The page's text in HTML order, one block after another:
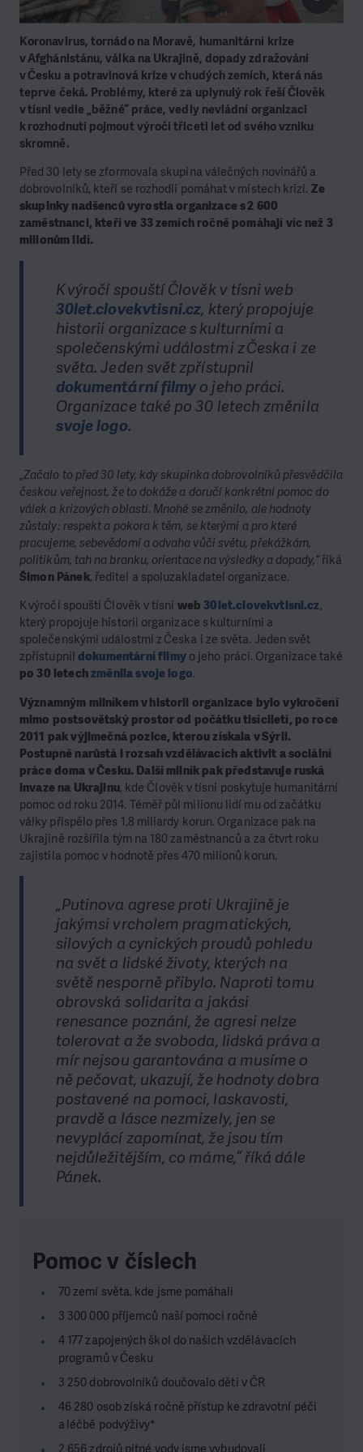
Koronavirus, tornádo na Moravě, humanitární krize
v Afghánistánu, válka na Ukrajině, dopady zdražování
v Česku a potravinová krize v chudých zemích, která nás
teprve čeká. Problémy, které za uplynulý rok řeší Člověk
v tísni vedle „běžné“ práce, vedly nevládní organizaci
k rozhodnutí pojmout výročí třiceti let od svého vzniku
skromně.
Před 30 lety se zformovala skupina válečných novinářů a
dobrovolníků, kteří se rozhodli pomáhat v místech krizí. Ze
skupinky nadšenců vyrostla organizace s 2 600
zaměstnanci, kteří ve 33 zemích ročně pomáhají víc než 3
milionům lidí.
K výročí spouští Člověk v tísni web
30let.clovekvtisni.cz, který propojuje
historii organizace s kulturními a
společenskými událostmi z Česka i ze
světa. Jeden svět zpřístupnil
dokumentární filmy o jeho práci.
Organizace také po 30 letech změnila
svoje logo.
„Začalo to před 30 lety, kdy skupinka dobrovolníků přesvědčila
českou veřejnost, že to dokáže a doručí konkrétní pomoc do
válek a krizových oblastí. Mnohé se změnilo, ale hodnoty
zůstaly: respekt a pokora k těm, se kterými a pro které
pracujeme, sebevědomí a odvaha vůči světu, překážkám,
politikům, tah na branku, orientace na výsledky a dopady,“říká
Šimon Pánek, ředitel a spoluzakladatel organizace.
K výročí spouští Člověk v tísni web30let.clovekvtisni.cz,
který propojuje historii organizace s kulturními a
společenskými událostmi z Česka i ze světa. Jeden svět
zpřístupnil dokumentární filmy o jeho práci. Organizace také
po 30 letechzměnila svoje logo.
Významným milníkem v historii organizace bylo vykročení
mimo postsovětský prostor od počátku tisíciletí, po roce
2011 pak výjimečná pozice, kterou získala v Sýrii.
Postupně narůstá i rozsah vzdělávacích aktivit a sociální
práce doma v Česku. Další milník pak představuje ruská
invaze na Ukrajinu, kde Člověk v tísni poskytuje humanitární
pomoc od roku 2014. Téměř půl milionu lidí mu od začátku
války přispělo přes 1,8 miliardy korun. Organizace pak na
Ukrajině rozšířila tým na 180 zaměstnanců a za čtvrt roku
zajistila pomoc v hodnotě přes 470 milionů korun.
„Putinova agrese proti Ukrajině je
jakýmsi vrcholem pragmatických,
silových a cynických proudů pohledu
na svět a lidské životy, kterých na
světě nesporně přibylo. Naproti tomu
obrovská solidarita a jakási
renesance poznání, že agresi nelze
tolerovat a že svoboda, lidská práva a
mír nejsou garantována a musíme o
ně pečovat, ukazují, že hodnoty dobra
postavené na pomoci, laskavosti,
pravdě a lásce nezmizely, jen se
nevyplácí zapomínat, že jsou tím
nejdůležitějším, co máme,“ říká dále
Pánek.
Pomoc v číslech
70 zemí světa, kde jsme pomáhali
3 300 000 příjemců naší pomoci ročně
4 177 zapojených škol do našich vzdělávacích
programů v Česku
3 250 dobrovolníků doučovalo děti v ČR
46 280 osob získá ročně přístup ke zdravotní péči
a léčbě podvýživy*